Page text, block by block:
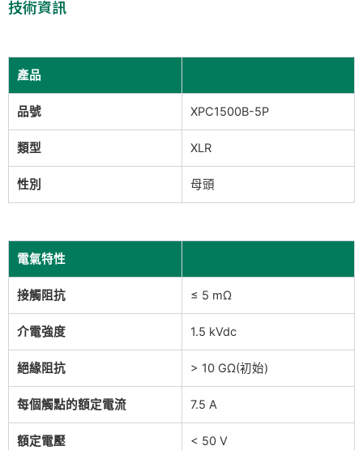
技術資訊
產品
品號 XPC1500B-5P
類型 XLR
性別 母頭
電氣特性
接觸阻抗 ≤ 5 mΩ
介電強度 1.5 kVdc
絕緣阻抗 > 10 GΩ(初始)
每個觸點的額定電流 7.5 A
額定電壓 < 50 V